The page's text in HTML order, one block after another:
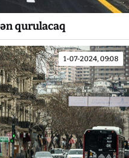
qurulacaq
1-07-2024, 09:08